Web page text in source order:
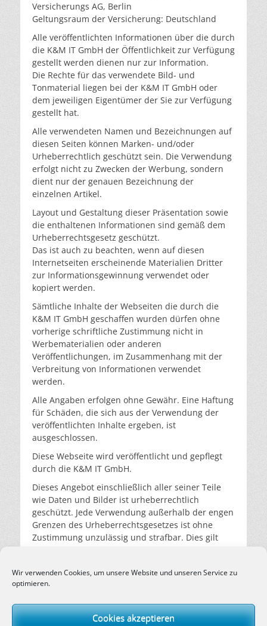
Wir verwenden Cookies, um unsere Website und unseren Service zu
optimieren.
Cookies akzeptieren
Versicherungs AG, Berlin
Geltungsraum der Versicherung: Deutschland
Alle veröffentlichten Informationen über die durch
die K&M IT GmbH der Öffentlichkeit zur Verfügung
gestellt werden dienen nur zur Information.
Die Rechte für das verwendete Bild- und
Tonmaterial liegen bei der K&M IT GmbH oder
dem jeweiligen Eigentümer der Sie zur Verfügung
gestellt hat.
Alle verwendeten Namen und Bezeichnungen auf
diesen Seiten können Marken- und/oder
Urheberrechtlich geschützt sein. Die Verwendung
erfolgt nicht zu Zwecken der Werbung, sondern
dient nur der genauen Bezeichnung der
einzelnen Artikel.
Layout und Gestaltung dieser Präsentation sowie
die enthaltenen Informationen sind gemäß dem
Urheberrechtsgesetz geschützt.
Das ist auch zu beachten, wenn auf diesen
Internetseiten erscheinende Materialien Dritter
zur Informationsgewinnung verwendet oder
kopiert werden.
Sämtliche Inhalte der Webseiten die durch die
K&M IT GmbH geschaffen wurden dürfen ohne
vorherige schriftliche Zustimmung nicht in
Werbematerialien oder anderen
Veröffentlichungen, im Zusammenhang mit der
Verbreitung von Informationen verwendet
werden.
Alle Angaben erfolgen ohne Gewähr. Eine Haftung
für Schäden, die sich aus der Verwendung der
veröffentlichten Inhalte ergeben, ist
ausgeschlossen.
Diese Webseite wird veröffentlicht und gepflegt
durch die K&M IT GmbH.
Dieses Angebot einschließlich aller seiner Teile
wie Daten und Bilder ist urheberrechtlich
geschützt. Jede Verwendung außerhalb der engen
Grenzen des Urheberrechtsgesetzes ist ohne
Zustimmung unzulässig und strafbar. Dies gilt
Verarbeitung oder Weiterverarbeitung in
elektronischen Systemen.